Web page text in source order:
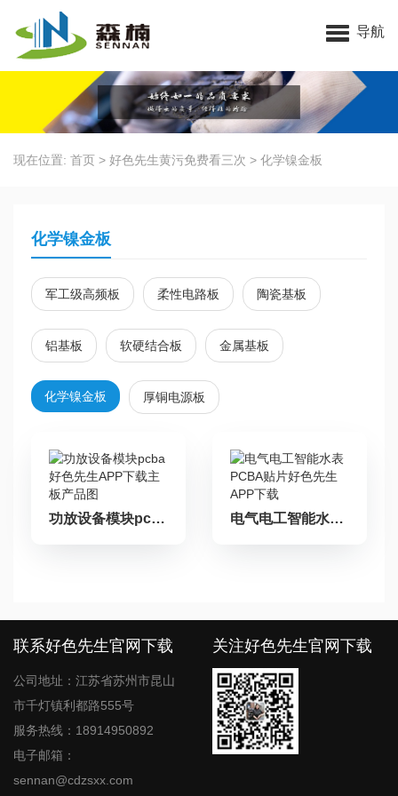
昆山好色先生官网下载电子科技有限公司
导航
现在位置: 首页 > 好色先生黄污免费看三次 > 化学镍金板
化学镍金板
军工级高频板 柔性电路板 陶瓷基板
铝基板 软硬结合板 金属基板
化学镍金板 厚铜电源板
功放设备模块pcba好色先生APP下载主板产品图 电气电工智能水表PCBA贴片好色先生APP下载
导
联系好色先生官网下载
公司地址：江苏省苏州市昆山
市千灯镇利都路555号
服务热线：18914950892
电子邮箱：
sennan@cdzsxx.com
关注好色先生官网下载